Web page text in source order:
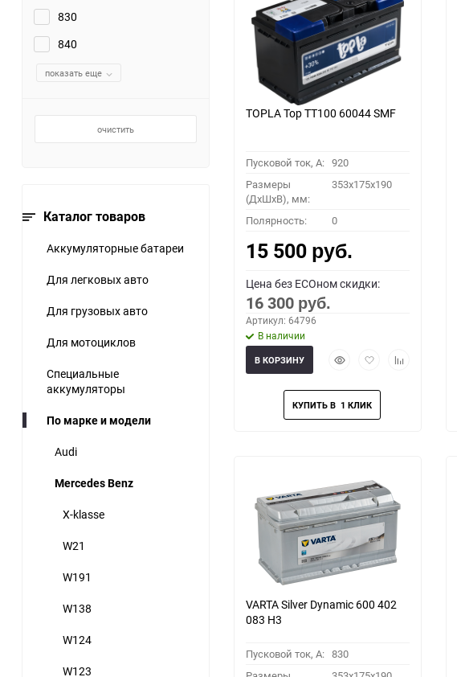
830
840
показать еще
очистить
Каталог товаров
Аккумуляторные батареи
Для легковых авто
Для грузовых авто
Для мотоциклов
Специальные
аккумуляторы
По марке и модели
Audi
Mercedes Benz
X-klasse
W21
W191
W138
W124
W123
TOPLA Top TT100 60044 SMF
Пусковой ток, A: 920
Размеры
(ДхШхВ), мм:
353x175x190
Полярность: 0
15 500 руб.
Цена без ECOном скидки:
16 300 руб.
Артикул: 64796
В наличии
БыстрыйДобавить
избранное
Добавить
В КОРЗИНУ
VARTA Silver Dynamic 600 402
083 H3
Пусковой ток, A: 830